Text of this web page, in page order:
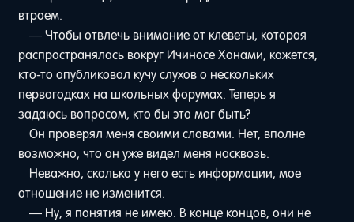
втроем.
— Чтобы отвлечь внимание от клеветы, которая
распространялась вокруг Ичиносе Хонами, кажется,
кто-то опубликовал кучу слухов о нескольких
первогодках на школьных форумах. Теперь я
задаюсь вопросом, кто бы это мог быть?
Он проверял меня своими словами. Нет, вполне
возможно, что он уже видел меня насквозь.
Неважно, сколько у него есть информации, мое
отношение не изменится.
— Ну, я понятия не имею. В конце концов, они не